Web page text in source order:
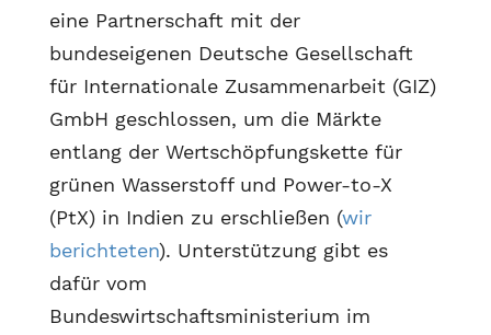
eine Partnerschaft mit der
bundeseigenen Deutsche Gesellschaft
für Internationale Zusammenarbeit (GIZ)
GmbH geschlossen, um die Märkte
entlang der Wertschöpfungskette für
grünen Wasserstoff und Power-to-X
(PtX) in Indien zu erschließen (wir
berichteten). Unterstützung gibt es
dafür vom
Bundeswirtschaftsministerium im